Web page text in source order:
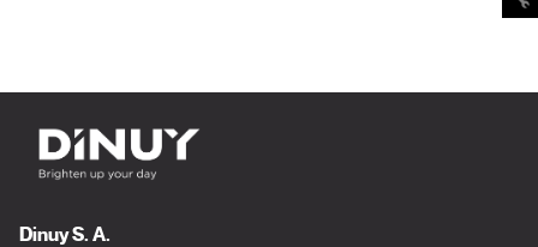
Dinuy S. A.